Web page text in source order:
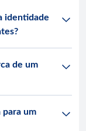
identidade
de um
para um